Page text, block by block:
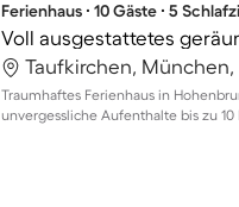
Ferienhaus ∙ 10 Gäste ∙ 5
Taufkirchen,
Traumhaftes Ferienhaus in
unvergessliche Aufenthalte bis zu 10